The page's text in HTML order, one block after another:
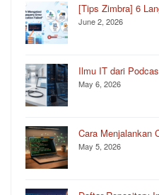
[Tips Zimbra] 6
June 2, 2026
Ilmu IT dari
May 6, 2026
Cara Menjalankan
May 5, 2026